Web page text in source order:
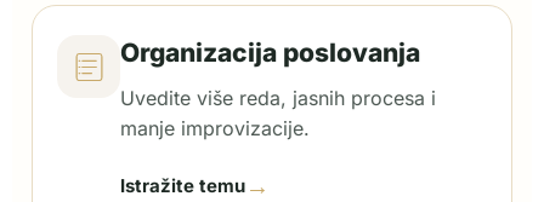
Organizacija poslovanja
Uvedite više reda, jasnih procesa i
manje improvizacije.
Istražite temu →